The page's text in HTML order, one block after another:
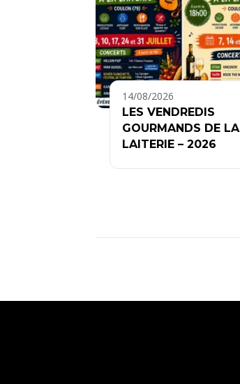
14/08/2026
LES VENDREDIS
GOURMANDS DE LA
LAITERIE – 2026